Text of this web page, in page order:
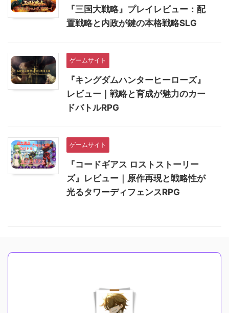
『三国大戦略』プレイレビュー：配
置戦略と内政が鍵の本格戦略SLG
ゲームサイト
『キングダムハンターヒーローズ』
レビュー｜戦略と育成が魅力のカー
ドバトルRPG
ゲームサイト
『コードギアス ロストストーリー
ズ』レビュー｜原作再現と戦略性が
光るタワーディフェンスRPG